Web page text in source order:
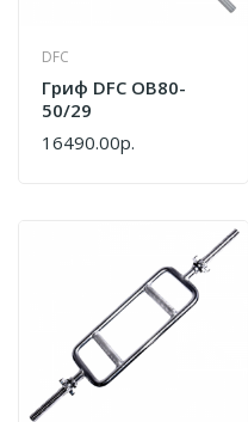
DFC
Гриф DFC OB80-
50/29
16490.00р.